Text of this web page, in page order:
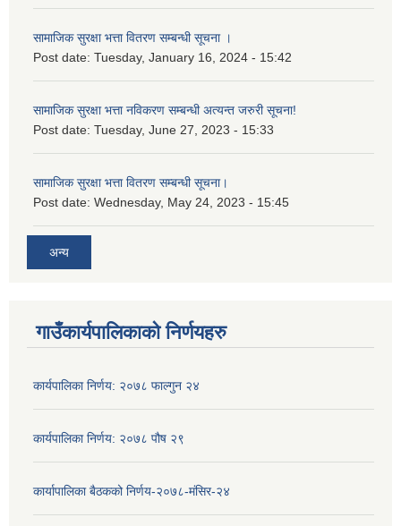
सामाजिक सुरक्षा भत्ता वितरण सम्बन्धी सूचना ।
Post date: Tuesday, January 16, 2024 - 15:42
सामाजिक सुरक्षा भत्ता नविकरण सम्बन्धी अत्यन्त जरुरी सूचना!
Post date: Tuesday, June 27, 2023 - 15:33
सामाजिक सुरक्षा भत्ता वितरण सम्बन्धी सूचना।
Post date: Wednesday, May 24, 2023 - 15:45
अन्य
गाउँकार्यपालिकाको निर्णयहरु
कार्यपालिका निर्णय: २०७८ फाल्गुन २४
कार्यपालिका निर्णय: २०७८ पौष २९
कार्यापालिका बैठकको निर्णय-२०७८-मंसिर-२४